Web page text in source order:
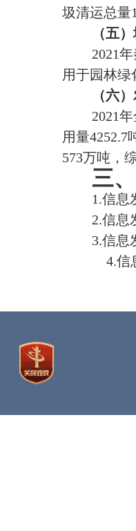
圾清运总量
（五）
2021
用于园林
（六）
2021
用量4252.7
573万吨，
三
1.信息
2.信息
3.信息
4.信